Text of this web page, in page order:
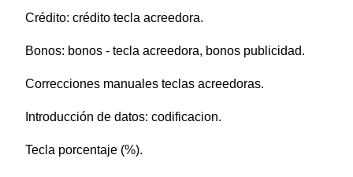
Crédito: crédito tecla acreedora.
Bonos: bonos - tecla acreedora, bonos publicidad.
Correcciones manuales teclas acreedoras.
Introducción de datos: codificacion.
Tecla porcentaje (%).